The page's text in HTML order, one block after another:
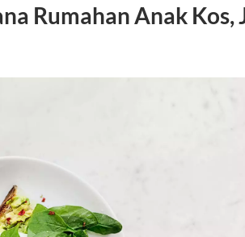
Rumahan Anak Kos,